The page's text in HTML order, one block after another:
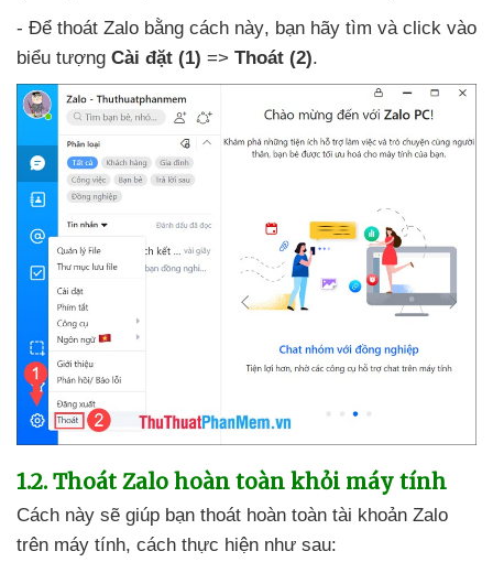
- Để thoát Zalo bằng cách này, bạn hãy tìm và click vào
biểu tượng Cài đặt (1) => Thoát (2).
1.2. Thoát Zalo hoàn toàn khỏi máy tính
Cách này sẽ giúp bạn thoát hoàn toàn tài khoản Zalo
trên máy tính, cách thực hiện như sau: